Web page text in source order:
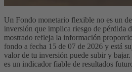
Un Fondo monetario flexible no es un
inversión que implica riesgo de pérdida
mostrado refleja la información
fondo a fecha 15 de 07 de 2026 y está
valor de tu inversión puede subir y
es un indicador fiable de resultados